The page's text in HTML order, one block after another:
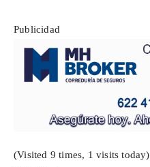
Publicidad
(Visited 9 times, 1 visits today)